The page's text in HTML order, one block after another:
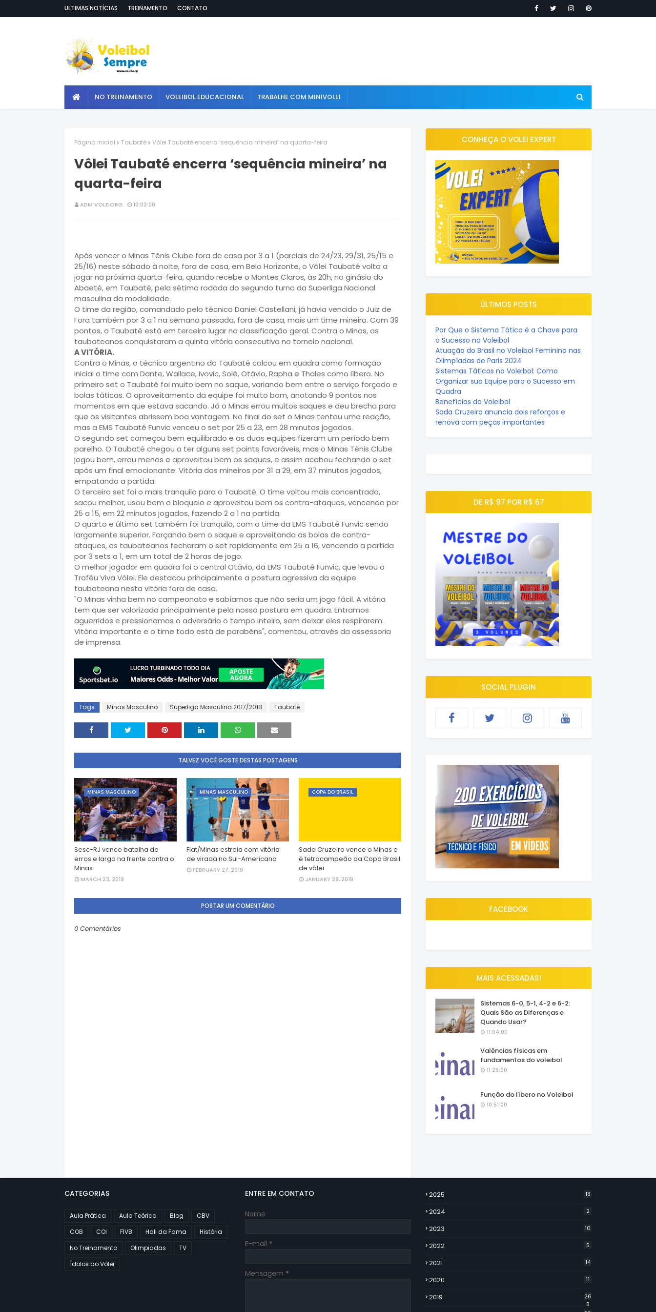
ULTIMAS NOTÍCIAS TREINAMENTO CONTATO
NO TREINAMENTO VOLEIBOL EDUCACIONAL TRABALHE COM MINIVOLEI
Página inicial Taubaté Vôlei Taubaté encerra ‘sequência mineira’ na quarta-feira
Vôlei Taubaté encerra ‘sequência mineira’ na
quarta-feira
ADM VOLEIORG 10:02:00
Após vencer o Minas Tênis Clube fora de casa por 3 a 1 (parciais de 24/23, 29/31, 25/15 e
25/16) neste sábado à noite, fora de casa, em Belo Horizonte, o Vôlei Taubaté volta a
jogar na próxima quarta-feira, quando recebe o Montes Claros, às 20h, no ginásio do
Abaeté, em Taubaté, pela sétima rodada do segundo turno da Superliga Nacional
masculina da modalidade.
O time da região, comandado pelo técnico Daniel Castellani, já havia vencido o Juiz de
Fora também por 3 a 1 na semana passada, fora de casa, mais um time mineiro. Com 39
pontos, o Taubaté está em terceiro lugar na classificação geral. Contra o Minas, os
taubateanos conquistaram a quinta vitória consecutiva no torneio nacional.
A VITÓRIA.
Contra o Minas, o técnico argentino do Taubaté colcou em quadra como formação
inicial o time com Dante, Wallace, Ivovic, Solé, Otávio, Rapha e Thales como líbero. No
primeiro set o Taubaté foi muito bem no saque, variando bem entre o serviço forçado e
bolas táticas. O aproveitamento da equipe foi muito bom, anotando 9 pontos nos
momentos em que estava sacando. Já o Minas errou muitos saques e deu brecha para
que os visitantes abrissem boa vantagem. No final do set o Minas tentou uma reação,
mas a EMS Taubaté Funvic venceu o set por 25 a 23, em 28 minutos jogados.
O segundo set começou bem equilibrado e as duas equipes fizeram um período bem
parelho. O Taubaté chegou a ter alguns set points favoráveis, mas o Minas Tênis Clube
jogou bem, errou menos e aproveitou bem os saques, e assim acabou fechando o set
após um final emocionante. Vitória dos mineiros por 31 a 29, em 37 minutos jogados,
empatando a partida.
O terceiro set foi o mais tranquilo para o Taubaté. O time voltou mais concentrado,
sacou melhor, usou bem o bloqueio e aproveitou bem os contra-ataques, vencendo por
25 a 15, em 22 minutos jogados, fazendo 2 a 1 na partida.
O quarto e último set também foi tranquilo, com o time da EMS Taubaté Funvic sendo
largamente superior. Forçando bem o saque e aproveitando as bolas de contra-
ataques, os taubateanos fecharam o set rapidamente em 25 a 16, vencendo a partida
por 3 sets a 1, em um total de 2 horas de jogo.
O melhor jogador em quadra foi o central Otávio, da EMS Taubaté Funvic, que levou o
Troféu Viva Vôlei. Ele destacou principalmente a postura agressiva da equipe
taubateana nesta vitória fora de casa.
"O Minas vinha bem no campeonato e sabíamos que não seria um jogo fácil. A vitória
tem que ser valorizada principalmente pela nossa postura em quadra. Entramos
aguerridos e pressionamos o adversário o tempo inteiro, sem deixar eles respirarem.
Vitória importante e o time todo está de parabéns", comentou, através da assessoria
de imprensa.
Tags Minas Masculino Superliga Masculina 2017/2018 Taubaté
TALVEZ VOCÊ GOSTE DESTAS POSTAGENS
MINAS MASCULINO
Sesc-RJ vence batalha de
erros e larga na frente contra o
Minas
MARCH 23, 2019
MINAS MASCULINO
Fiat/Minas estreia com vitória
de virada no Sul-Americano
FEBRUARY 27, 2019
COPA DO BRASIL
Sada Cruzeiro vence o Minas e
é tetracampeão da Copa Brasil
de vôlei
JANUARY 28, 2019
POSTAR UM COMENTÁRIO
0 Comentários
CONHEÇA O VOLEI EXPERT
ÚLTIMOS POSTS
Por Que o Sistema Tático é a Chave para
o Sucesso no Voleibol
Atuação do Brasil no Voleibol Feminino nas
Olimpíadas de Paris 2024
Sistemas Táticos no Voleibol: Como
Organizar sua Equipe para o Sucesso em
Quadra
Benefícios do Voleibol
Sada Cruzeiro anuncia dois reforços e
renova com peças importantes
DE R$ 97 POR R$ 67
SOCIAL PLUGIN
FACEBOOK
MAIS ACESSADAS!
Sistemas 6-0, 5-1, 4-2 e 6-2:
Quais São as Diferenças e
Quando Usar?
11:04:00
Valências físicas em
fundamentos do voleibol
11:25:00
Função do líbero no Voleibol
10:51:00
CATEGORIAS
Aula Prática Aula Teórica Blog
CBV
COB
COI FIVB Hall da Fama
História
No Treinamento
Olimpiadas
TV
Ídolos do Vôlei
ENTRE EM CONTATO
Nome
E-mail *
Mensagem *
2025 13
2024 2
2023 10
2022 5
2021 14
2020 11
2019
26
8